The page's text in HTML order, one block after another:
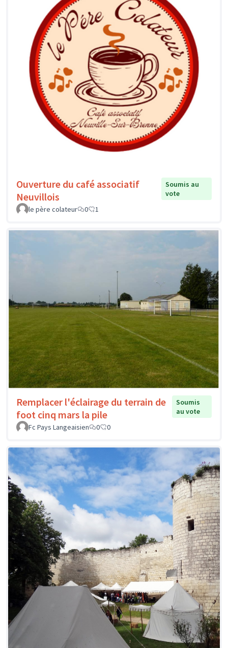
Ouverture du café associatif
Neuvillois
Soumis au
vote
le père colateur
0 1
Remplacer l'éclairage du terrain de
foot cinq mars la pile
Soumis
au vote
Fc Pays Langeaisien
0 0